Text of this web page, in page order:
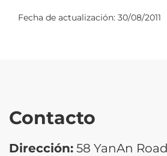
Fecha de actualización: 30/08/2011
Contacto
Dirección: 58 YanAn